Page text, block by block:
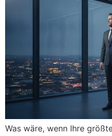
Was wäre, wenn Ihre